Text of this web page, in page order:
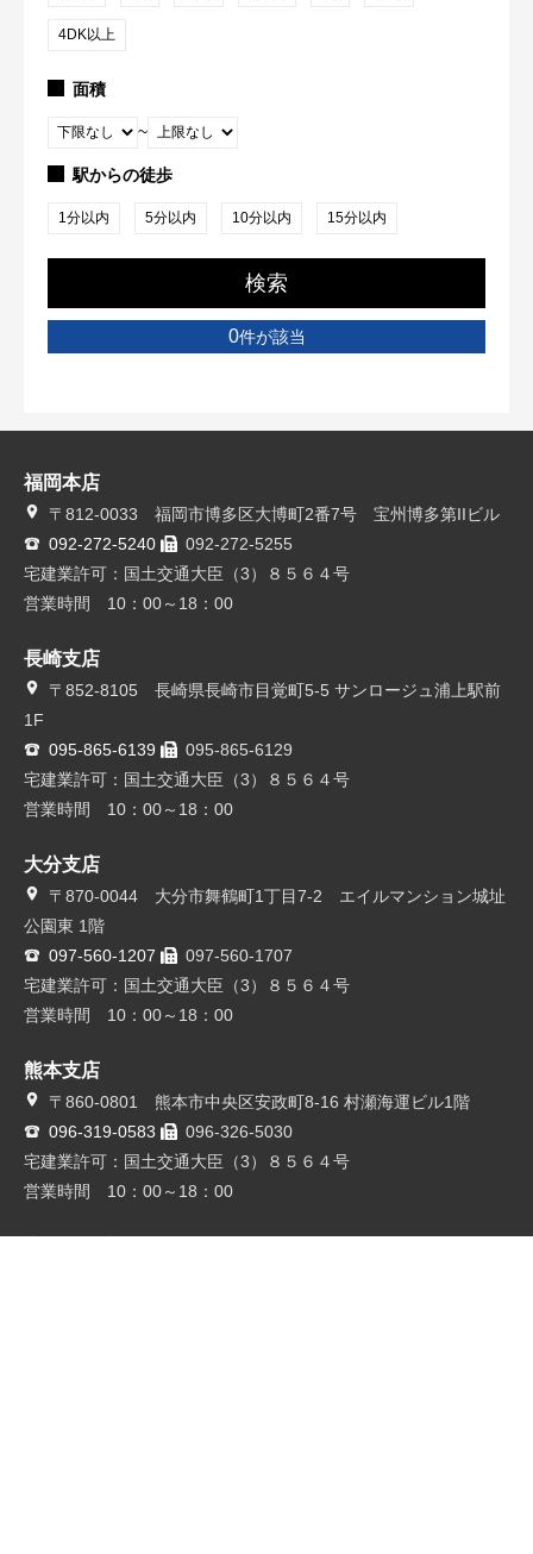
4DK以上
面積
~
駅からの徒歩
1分以内 5分以内 10分以内 15分以内
検索
0件が該当
福岡本店
〒812-0033 福岡市博多区大博町2番7号 宝州博多第IIビル
092-272-5240
092-272-5255
宅建業許可：国土交通大臣（3）８５６４号
営業時間 10：00～18：00
長崎支店
〒852-8105 長崎県長崎市目覚町5-5 サンロージュ浦上駅前
1F
095-865-6139
095-865-6129
宅建業許可：国土交通大臣（3）８５６４号
営業時間 10：00～18：00
大分支店
〒870-0044 大分市舞鶴町1丁目7-2 エイルマンション城址
公園東 1階
097-560-1207
097-560-1707
宅建業許可：国土交通大臣（3）８５６４号
営業時間 10：00～18：00
熊本支店
〒860-0801 熊本市中央区安政町8-16 村瀬海運ビル1階
096-319-0583
096-326-5030
宅建業許可：国土交通大臣（3）８５６４号
営業時間 10：00～18：00